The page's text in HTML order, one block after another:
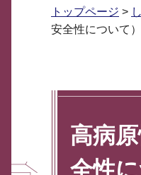
トップページ >
安全性について）
高病
全性に